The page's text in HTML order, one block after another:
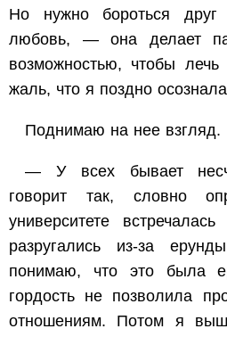
Но нужно бороться
любовь, — она делает
возможностью, чтобы
жаль, что я поздно
Поднимаю на нее взгляд.
— У всех бывает
говорит так, словно
университете
разругались из-за
понимаю, что это была
гордость не позволила
отношениям. Потом я